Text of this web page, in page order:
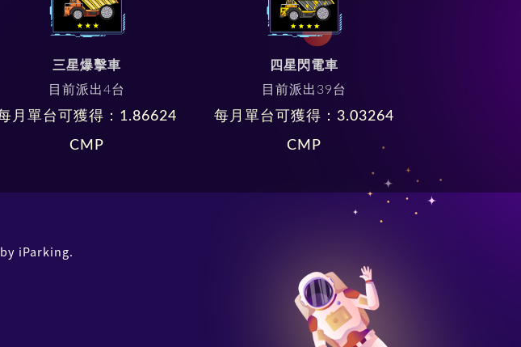
三星爆擊車
目前派出4台
月單台可獲得： 1.86624
CMP
四星閃電車
目前派出 39台
每月單台可獲得： 3.03264
CMP
iParking.